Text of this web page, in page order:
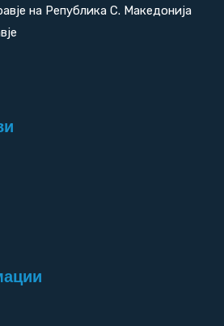
на Република С. Македонија